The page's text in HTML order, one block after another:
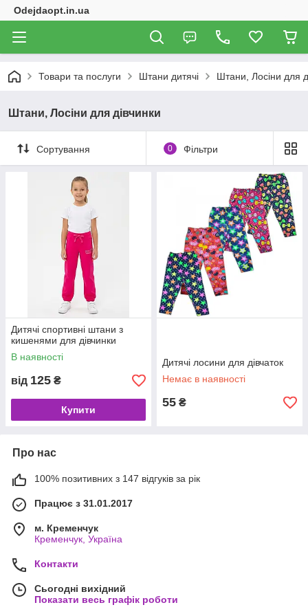
Odejdaopt.in.ua
Товари та послуги Штани дитячі Штани, Лосіни для
Штани, Лосіни для дівчинки
Сортування 0 Фільтри
Дитячі спортивні штани з
кишенями для дівчинки
В наявності
від 125 ₴
Купити
Дитячі лосини для дівчаток
Немає в наявності
55 ₴
Про нас
100% позитивних з 147 відгуків за рік
Працює з 31.01.2017
м. Кременчук
Кременчук, Україна
Контакти
Сьогодні вихідний
Показати весь графік роботи